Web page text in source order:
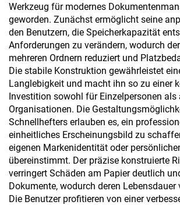
Werkzeug für modernes
geworden. Zunächst ermöglicht seine
den Benutzern, die Speicherkapazität
Anforderungen zu verändern, wodurch
mehreren Ordnern reduziert und
Die stabile Konstruktion gewährleistet
Langlebigkeit und macht ihn so zu einer
Investition sowohl für Einzelpersonen als
Organisationen. Die
Schnellhefters erlauben es, ein
einheitliches Erscheinungsbild zu
eigenen Markenidentität oder
übereinstimmt. Der präzise konstruierte
verringert Schäden am Papier deutlich
Dokumente, wodurch deren Lebensdauer
Die Benutzer profitieren von einer